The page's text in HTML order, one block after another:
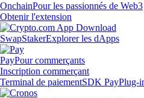
OnchainPour les passionnés de Web3
Obtenir l'extension
SwapStakerExplorer les dApps
PayPour commerçants
Inscription commerçant
Terminal de paiementSDK PayPlug-